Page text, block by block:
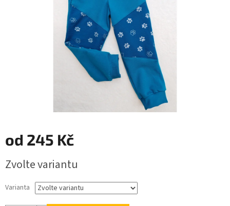
od 245 Kč
cena:
Zvolte variantu
Varianta